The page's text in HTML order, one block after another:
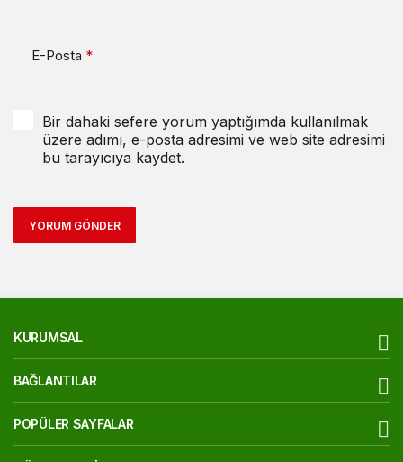
E-Posta *
Bir dahaki sefere yorum yaptığımda kullanılmak
üzere adımı, e-posta adresimi ve web site adresimi
bu tarayıcıya kaydet.
YORUM GÖNDER
KURUMSAL
BAĞLANTILAR
POPÜLER SAYFALAR